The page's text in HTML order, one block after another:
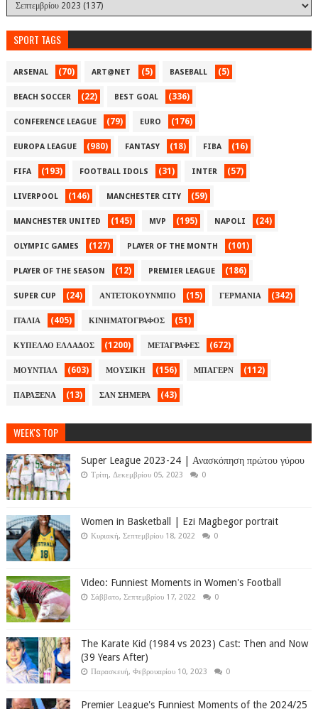
SPORT TAGS
ARSENAL (70) ART@NET (5) BASEBALL (5)
BEACH SOCCER (22) BEST GOAL (336)
CONFERENCE LEAGUE (79) EURO (176)
EUROPA LEAGUE (980) FANTASY (18) FIBA (16)
FIFA (193) FOOTBALL IDOLS (31) INTER (57)
LIVERPOOL (146) MANCHESTER CITY (59)
MANCHESTER UNITED (145) MVP (195) NAPOLI (24)
OLYMPIC GAMES (127) PLAYER OF THE MONTH (101)
PLAYER OF THE SEASON (12) PREMIER LEAGUE (186)
SUPER CUP (24) ΑΝΤΕΤΟΚΟΥΝΜΠΟ (15) ΓΕΡΜΑΝΙΑ (342)
ΙΤΑΛΙΑ (405) ΚΙΝΗΜΑΤΟΓΡΑΦΟΣ (51)
ΚΥΠΕΛΛΟ ΕΛΛΑΔΟΣ (1200) ΜΕΤΑΓΡΑΦΕΣ (672)
ΜΟΥΝΤΙΑΛ (603) ΜΟΥΣΙΚΗ (156) ΜΠΑΓΕΡΝ (112)
ΠΑΡΑΞΕΝΑ (13) ΣΑΝ ΣΗΜΕΡΑ (43)
WEEK'S TOP
Super League 2023-24 | Ανασκόπηση πρώτου γύρου
Τρίτη, Δεκεμβρίου 05, 2023 0
Women in Basketball | Ezi Magbegor portrait
Κυριακή, Σεπτεμβρίου 18, 2022 0
Video: Funniest Moments in Women's Football
Σάββατο, Σεπτεμβρίου 17, 2022 0
The Karate Kid (1984 vs 2023) Cast: Then and Now
(39 Years After)
Παρασκευή, Φεβρουαρίου 10, 2023 0
Premier League's Funniest Moments of the 2024/25